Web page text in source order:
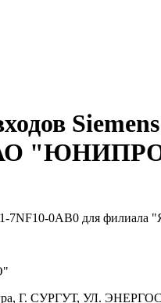
7NF10-0AB0 для
Г. СУРГУТ, УЛ.